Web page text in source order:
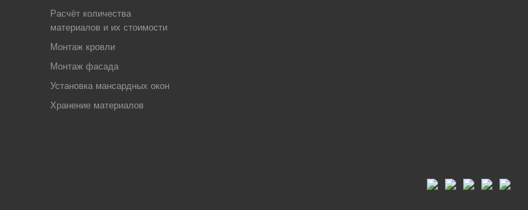
Расчёт количества
материалов и их стоимости
Монтаж кровли
Монтаж фасада
Установка мансардных окон
Хранение материалов